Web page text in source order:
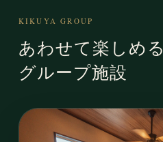
KIKUYA GROUP
あわせて楽しめる
グループ施設